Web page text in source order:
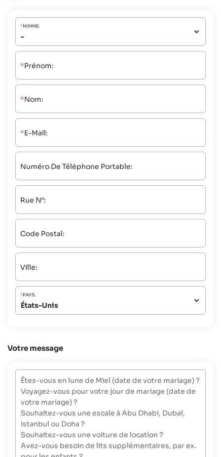
*M/MME:
*Prénom:
*Nom:
*E-Mail:
Numéro De Téléphone Portable:
Rue N°:
Code Postal:
Ville:
*PAYS:
Votre message